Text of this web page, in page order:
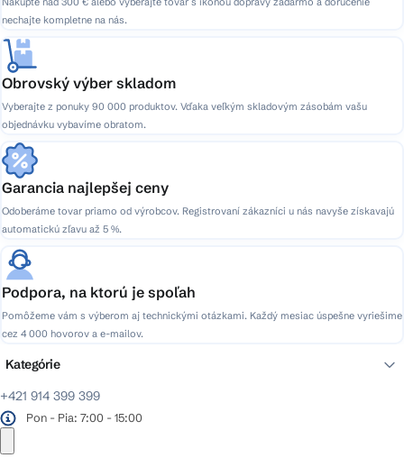
nechajte kompletne na nás.
Obrovský výber skladom
Vyberajte z ponuky 90 000 produktov. Vďaka veľkým skladovým zásobám vašu
objednávku vybavíme obratom.
Garancia najlepšej ceny
Odoberáme tovar priamo od výrobcov. Registrovaní zákazníci u nás navyše získavajú
automatickú zľavu až 5 %.
Podpora, na ktorú je spoľah
Pomôžeme vám s výberom aj technickými otázkami. Každý mesiac úspešne vyriešime
cez 4 000 hovorov a e-mailov.
+421 914 399 399
Pon - Pia: 7:00 - 15:00
Kategórie